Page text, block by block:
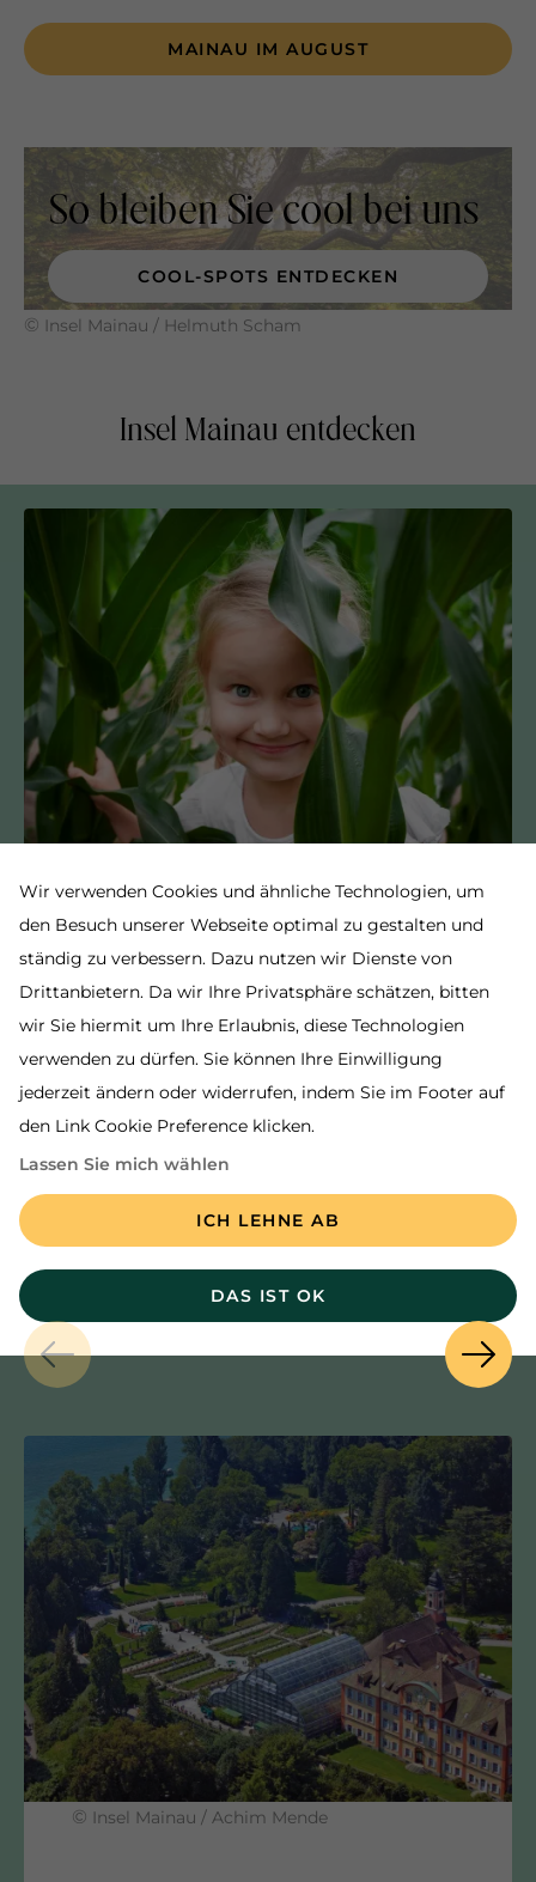
Wir verwenden Cookies und ähnliche Technologien, um
den Besuch unserer Webseite optimal zu gestalten und
ständig zu verbessern. Dazu nutzen wir Dienste von
Drittanbietern. Da wir Ihre Privatsphäre schätzen, bitten
wir Sie hiermit um Ihre Erlaubnis, diese Technologien
verwenden zu dürfen. Sie können Ihre Einwilligung
jederzeit ändern oder widerrufen, indem Sie im Footer auf
den Link Cookie Preference klicken.
Lassen Sie mich wählen
ICH LEHNE AB
DAS IST OK
MAINAU IM AUGUST
© Insel Mainau / Helmuth Scham
So bleiben Sie cool bei uns
COOL-SPOTS ENTDECKEN
Insel Mainau entdecken
© Mariana Serdynska / Shutterstock.com
Im rund 1 Hektar großen Irrgarten
warten verschlungene Wege und ein
Suchspiel für die ganze Familie.
© Insel Mainau / Achim Mende